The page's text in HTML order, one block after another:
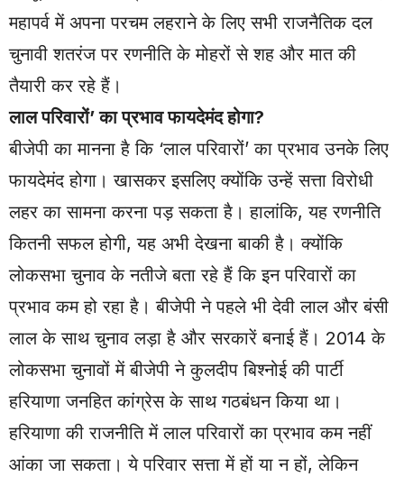
महापर्व में अपना परचम लहराने के लिए सभी राजनैतिक दल
चुनावी शतरंज पर रणनीति के मोहरों से शह और मात की
तैयारी कर रहे हैं।
लाल परिवारों’ का प्रभाव फायदेमंद होगा?
बीजेपी का मानना है कि ‘लाल परिवारों’ का प्रभाव उनके लिए
फायदेमंद होगा। खासकर इसलिए क्योंकि उन्हें सत्ता विरोधी
लहर का सामना करना पड़ सकता है। हालांकि, यह रणनीति
कितनी सफल होगी, यह अभी देखना बाकी है। क्योंकि
लोकसभा चुनाव के नतीजे बता रहे हैं कि इन परिवारों का
प्रभाव कम हो रहा है। बीजेपी ने पहले भी देवी लाल और बंसी
लाल के साथ चुनाव लड़ा है और सरकारें बनाई हैं। 2014 के
लोकसभा चुनावों में बीजेपी ने कुलदीप बिश्नोई की पार्टी
हरियाणा जनहित कांग्रेस के साथ गठबंधन किया था।
हरियाणा की राजनीति में लाल परिवारों का प्रभाव कम नहीं
आंका जा सकता। ये परिवार सत्ता में हों या न हों, लेकिन